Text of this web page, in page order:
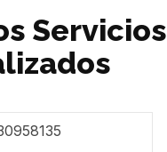
Servicios